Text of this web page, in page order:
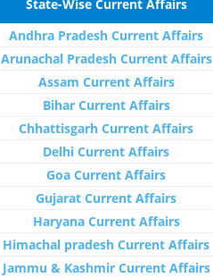
State-Wise Current Affairs
Andhra Pradesh Current Affairs
Arunachal Pradesh Current Affairs
Assam Current Affairs
Bihar Current Affairs
Chhattisgarh Current Affairs
Delhi Current Affairs
Goa Current Affairs
Gujarat Current Affairs
Haryana Current Affairs
Himachal pradesh Current Affairs
Jammu & Kashmir Current Affairs